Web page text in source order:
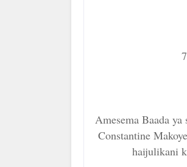
Amesema Baada
Constantine
haijulikani